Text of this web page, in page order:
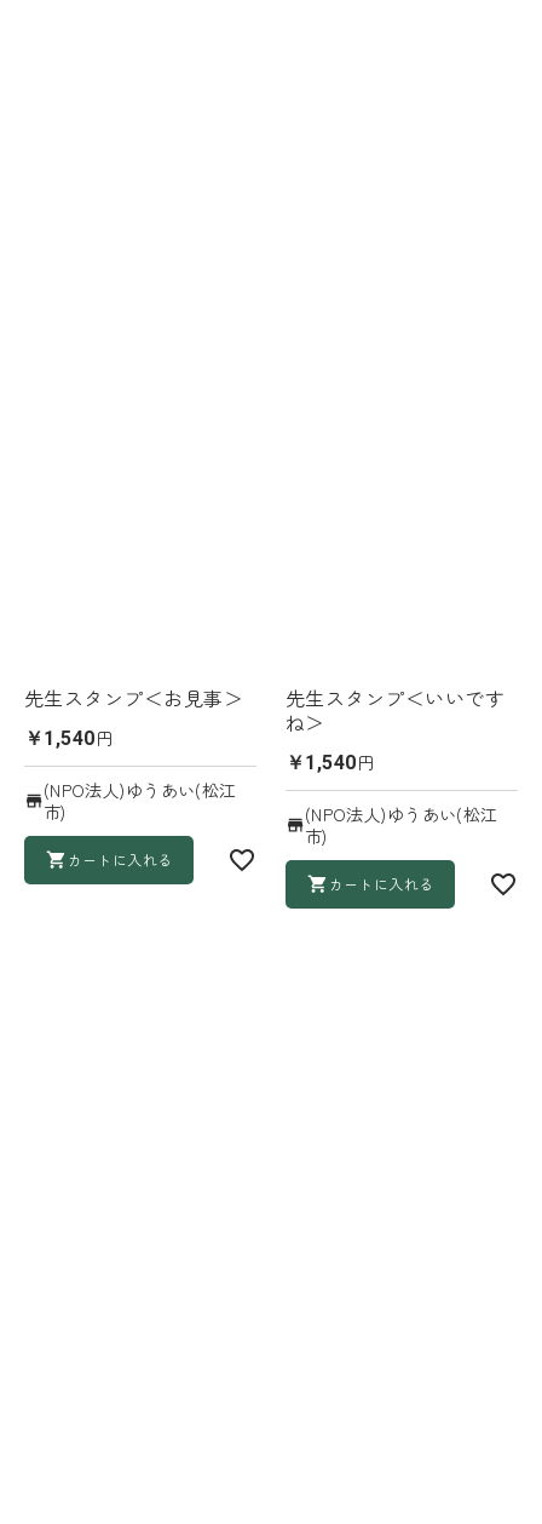
先生スタンプ＜お見事＞
￥1,540円
(NPO法人)ゆうあい(松江
市)
カートに入れる
先生スタンプ＜いいです
ね＞
￥1,540円
(NPO法人)ゆうあい(松江
市)
カートに入れる